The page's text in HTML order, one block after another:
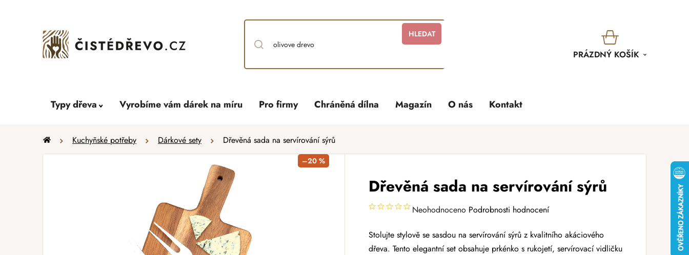
HLEDAT
KOŠÍK
PRÁZDNÝ KOŠÍK
Typy dřeva Vyrobíme vám dárek na míru Pro firmy Chráněná dílna Magazín O nás Kontakt
Domů Kuchyňské potřeby Dárkové sety Dřevěná sada na servírování sýrů
Dřevěná sada na servírování sýrů
Neohodnoceno Podrobnosti hodnocení
Stolujte stylově se sasdou na servírování sýrů z kvalitního akáciového
dřeva. Tento elegantní set obsahuje prkénko s rukojetí, servírovací vidličku
–20 %